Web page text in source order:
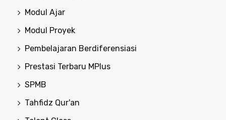
Modul Ajar
Modul Proyek
Pembelajaran Berdiferensiasi
Prestasi Terbaru MPlus
SPMB
Tahfidz Qur'an